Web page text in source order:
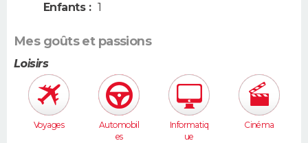
Enfants : 1
Mes goûts et passions
Loisirs
Voyages
Automobil
es
Informatiq
ue
Cinéma